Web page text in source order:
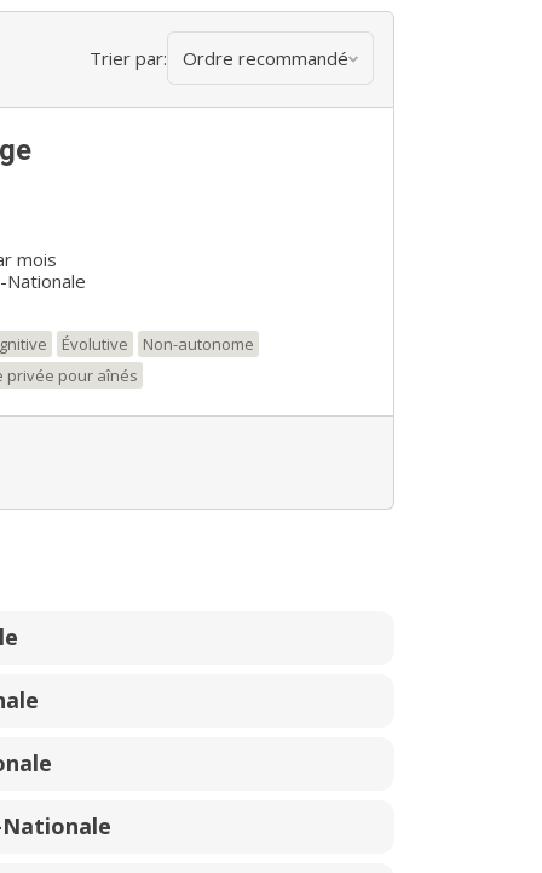
Trier par: Ordre recommandé
mois
Nationale
Évolutive
Non-autonome
privée pour aînés